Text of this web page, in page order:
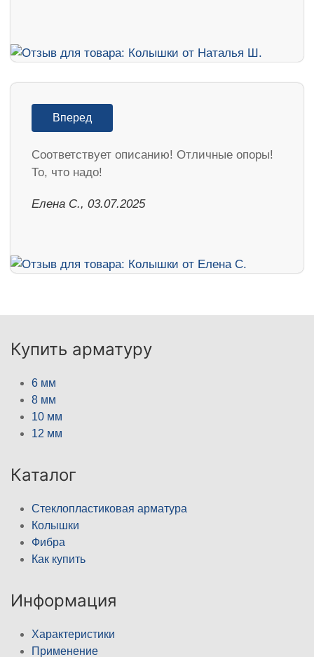
Вперед
Соответствует описанию! Отличные опоры!
То, что надо!
Елена С., 03.07.2025
Купить арматуру
6 мм
8 мм
10 мм
12 мм
Каталог
Стеклопластиковая арматура
Колышки
Фибра
Как купить
Информация
Характеристики
Применение